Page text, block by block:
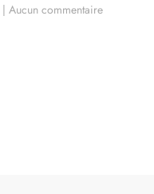
Aucun commentaire